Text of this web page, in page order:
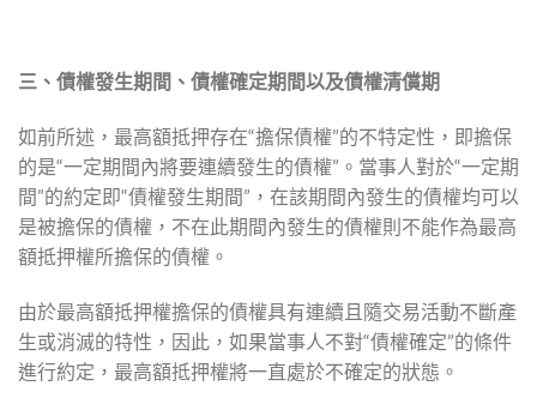
三、債權發生期間、 債權確定期間以及債權清償期
如前所述，最高額抵押存在“擔保債權”的不特定性，即擔保
的是“一定期間內將要連續發生的債權”。當事人對於“一定期
間”的約定即“債權發生期間”，在該期間內發生的債權均可以
是被擔保的債權，不在此期間內發生的債權則不能作為最高
額抵押權所擔保的債權。
由於最高額抵押權擔保的債權具有連續且隨交易活動不斷產
生或消滅的特性，因此，如果當事人不對“債權確定”的條件
進行約定，最高額抵押權將一直處於不確定的狀態。